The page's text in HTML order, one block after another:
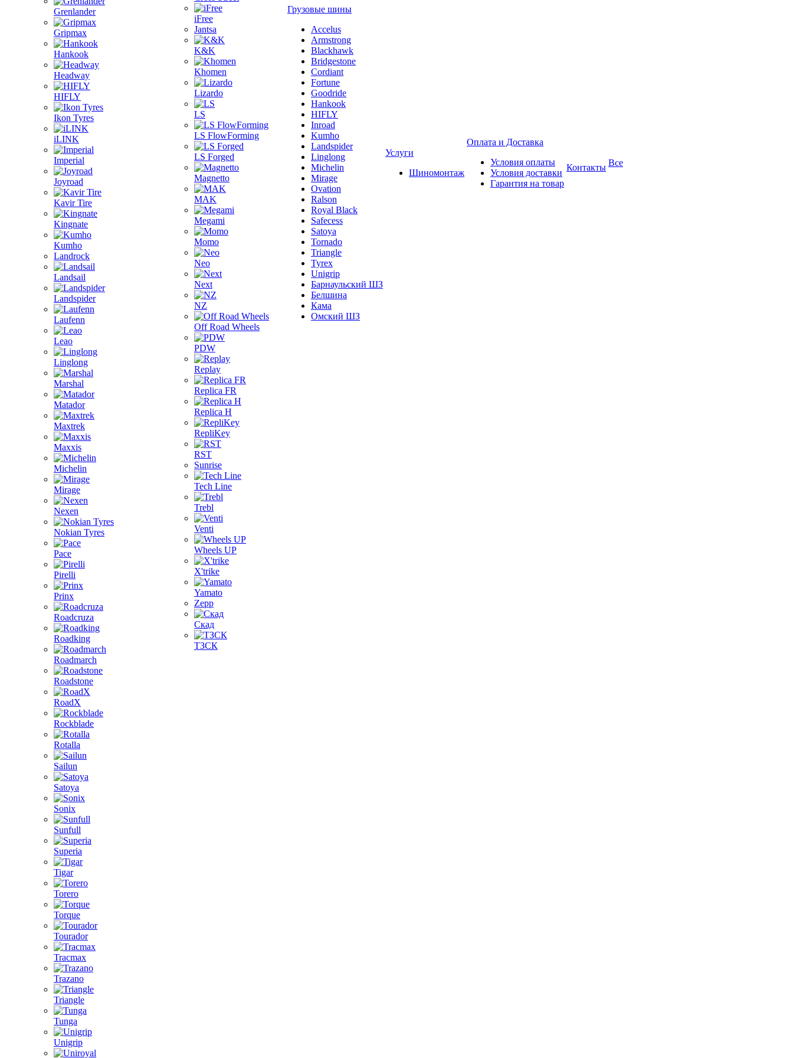
Grenlander
Gripmax
Hankook
Headway
HIFLY
Ikon Tyres
iLINK
Imperial
Joyroad
Kavir Tire
Kingnate
Kumho
Landrock
Landsail
Landspider
Laufenn
Leao
Linglong
Marshal
Matador
Maxtrek
Maxxis
Michelin
Mirage
Nexen
Nokian Tyres
Pace
Pirelli
Prinx
Roadcruza
Roadking
Roadmarch
Roadstone
RoadX
Rockblade
Rotalla
Sailun
Satoya
Sonix
Sunfull
Superia
Tigar
Torero
Torque
Tourador
Tracmax
Trazano
Triangle
Tunga
Unigrip
iFree
Jantsa
K&K
Khomen
Lizardo
LS
LS FlowForming
LS Forged
Magnetto
MAK
Megami
Momo
Neo
Next
NZ
Off Road Wheels
PDW
Replay
Replica FR
Replica H
RepliKey
RST
Sunrise
Tech Line
Trebl
Venti
Wheels UP
X'trike
Yamato
Zepp
Скад
ТЗСК
Грузовые шины
Accelus
Armstrong
Blackhawk
Bridgestone
Cordiant
Fortune
Goodride
Hankook
HIFLY
Inroad
Kumho
Landspider
Linglong
Michelin
Mirage
Ovation
Ralson
Royal Black
Safecess
Satoya
Tornado
Triangle
Tyrex
Unigrip
Барнаульский ШЗ
Белшина
Кама
Омский ШЗ
Услуги
Шиномонтаж
Оплата и Доставка
Условия оплаты
Условия доставки
Гарантия на товар
Контакты Все